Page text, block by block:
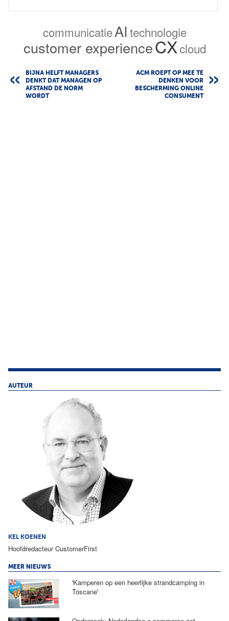
communicatieAItechnologie
customer experienceCXcloud
BIJNA HELFT MANAGERS
DENKT DAT MANAGEN OP
AFSTAND DE NORM
WORDT
ACM ROEPT OP MEE TE
DENKEN VOOR
BESCHERMING ONLINE
CONSUMENT
AUTEUR
KEL KOENEN
Hoofdredacteur CustomerFirst
MEER NIEUWS
'Kamperen op een heerlijke strandcamping in
Toscane'